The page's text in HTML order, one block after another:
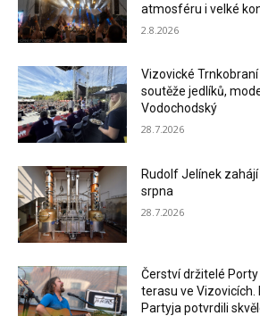
atmosféru i velké
2.8.2026
Vizovické
soutěže jedlíků,
Vodochodský
28.7.2026
Rudolf Jelínek
srpna
28.7.2026
Čerství držitelé
terasu ve Vizovicích.
Partyja potvrdili